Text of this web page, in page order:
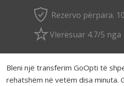
Rezervo përpara.
Vlerësuar 4.7/5 nga
Bleni një transferim GoOpti të
rehatshëm në vetëm disa minuta.